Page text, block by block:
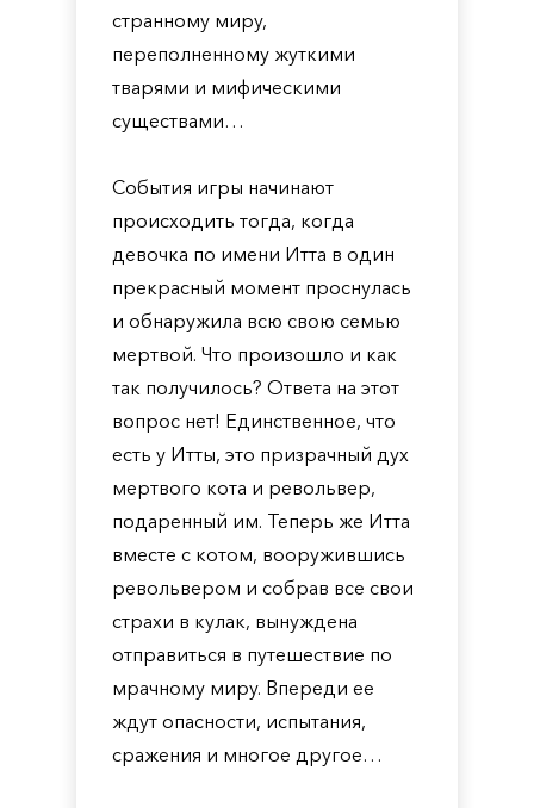
странному миру,
переполненному жуткими
тварями и мифическими
существами…
События игры начинают
происходить тогда, когда
девочка по имени Итта в один
прекрасный момент проснулась
и обнаружила всю свою семью
мертвой. Что произошло и как
так получилось? Ответа на этот
вопрос нет! Единственное, что
есть у Итты, это призрачный дух
мертвого кота и револьвер,
подаренный им. Теперь же Итта
вместе с котом, вооружившись
револьвером и собрав все свои
страхи в кулак, вынуждена
отправиться в путешествие по
мрачному миру. Впереди ее
ждут опасности, испытания,
сражения и многое другое…